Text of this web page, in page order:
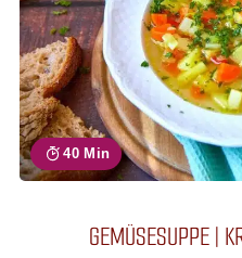
40 Min
GEMÜSESUPPE |